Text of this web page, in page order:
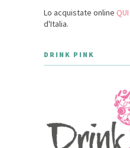
Lo acquistate online QUI
d'Italia.
DRINK PINK